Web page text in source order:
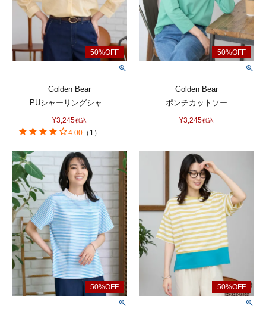
Golden Bear
PUシャーリングシャ...
¥3,245税込
4.00 （ 1 ）
Golden Bear
ポンチカットソー
¥3,245税込